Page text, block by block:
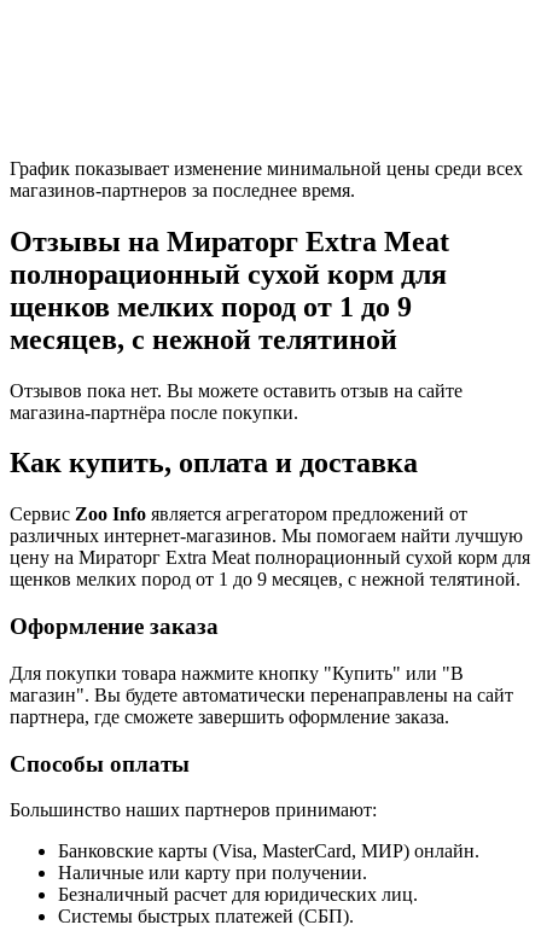
График показывает изменение минимальной цены среди всех
магазинов-партнеров за последнее время.
Отзывы на Мираторг Extra Meat
полнорационный сухой корм для
щенков мелких пород от 1 до 9
месяцев, c нежной телятиной
Отзывов пока нет. Вы можете оставить отзыв на сайте
магазина-партнёра после покупки.
Как купить, оплата и доставка
Сервис Zoo Info является агрегатором предложений от
различных интернет-магазинов. Мы помогаем найти лучшую
цену на Мираторг Extra Meat полнорационный сухой корм для
щенков мелких пород от 1 до 9 месяцев, c нежной телятиной.
Оформление заказа
Для покупки товара нажмите кнопку "Купить" или "В
магазин". Вы будете автоматически перенаправлены на сайт
партнера, где сможете завершить оформление заказа.
Способы оплаты
Большинство наших партнеров принимают:
Банковские карты (Visa, MasterCard, МИР) онлайн.
Наличные или карту при получении.
Безналичный расчет для юридических лиц.
Системы быстрых платежей (СБП).